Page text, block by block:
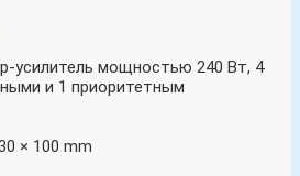
усилитель мощностью 240 Вт, 4
и 1 приоритетным
× 100 mm